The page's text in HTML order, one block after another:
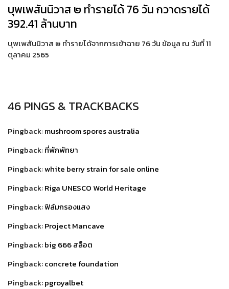
บุพเพสันนิวาส ๒ ทำรายได้ 76 วัน กวาดรายได้
392.41 ล้านบาท
บุพเพสันนิวาส ๒ ทำรายได้จากการเข้าฉาย 76 วัน ข้อมูล ณ วันที่ 11
ตุลาคม 2565
46 PINGS & TRACKBACKS
Pingback:mushroom spores australia
Pingback:ที่พักพัทยา
Pingback:white berry strain for sale online
Pingback:Riga UNESCO World Heritage
Pingback:ฟิล์มกรองแสง
Pingback:Project Mancave
Pingback:big 666 สล็อต
Pingback:concrete foundation
Pingback:pgroyalbet